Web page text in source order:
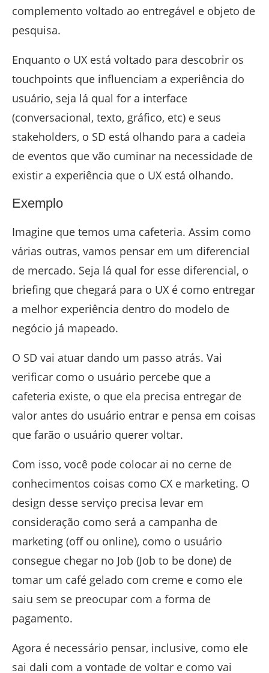
complemento voltado ao entregável e objeto de
pesquisa.
Enquanto o UX está voltado para descobrir os
touchpoints que influenciam a experiência do
usuário, seja lá qual for a interface
(conversacional, texto, gráfico, etc) e seus
stakeholders, o SD está olhando para a cadeia
de eventos que vão cuminar na necessidade de
existir a experiência que o UX está olhando.
Exemplo
Imagine que temos uma cafeteria. Assim como
várias outras, vamos pensar em um diferencial
de mercado. Seja lá qual for esse diferencial, o
briefing que chegará para o UX é como entregar
a melhor experiência dentro do modelo de
negócio já mapeado.
O SD vai atuar dando um passo atrás. Vai
verificar como o usuário percebe que a
cafeteria existe, o que ela precisa entregar de
valor antes do usuário entrar e pensa em coisas
que farão o usuário querer voltar.
Com isso, você pode colocar ai no cerne de
conhecimentos coisas como CX e marketing. O
design desse serviço precisa levar em
consideração como será a campanha de
marketing (off ou online), como o usuário
consegue chegar no Job (Job to be done) de
tomar um café gelado com creme e como ele
saiu sem se preocupar com a forma de
pagamento.
Agora é necessário pensar, inclusive, como ele
sai dali com a vontade de voltar e como vai